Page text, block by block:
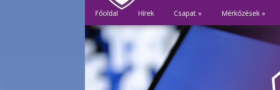
Főoldal Hírek Csapat » Mérkőzések »